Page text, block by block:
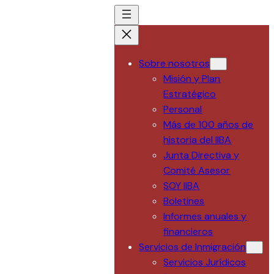
Sobre nosotros
Misión y Plan
Estratégico
Personal
Más de 100 años de
historia del IIBA
Junta Directiva y
Comité Asesor
SOY IIBA
Boletines
Informes anuales y
financieros
Servicios de Inmigración
Servicios Jurídicos